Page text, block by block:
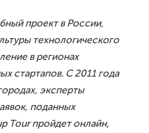
проект в России,
технологического
в регионах
стартапов. С 2011 года
эксперты
поданных
Tour пройдет онлайн,